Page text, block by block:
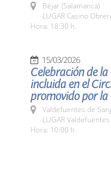
Béjar (Salamanca)
LUGAR Casino
Hora: 18:30 h.
15/03/2026
Celebración de
incluida en el
promovido por
Valdefuentes de
LUGAR
Hora: 10:00 h.